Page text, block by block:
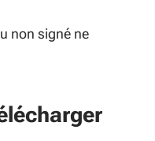
non signé ne